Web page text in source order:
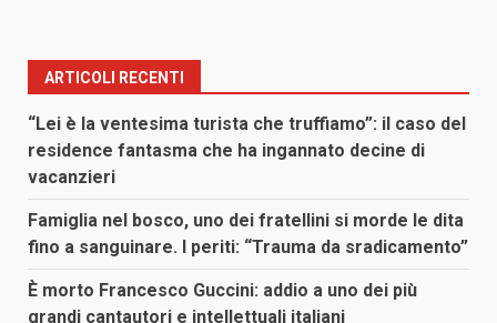
ARTICOLI RECENTI
“Lei è la ventesima turista che truffiamo”: il caso del
residence fantasma che ha ingannato decine di
vacanzieri
Famiglia nel bosco, uno dei fratellini si morde le dita
fino a sanguinare. I periti: “Trauma da sradicamento”
È morto Francesco Guccini: addio a uno dei più
grandi cantautori e intellettuali italiani